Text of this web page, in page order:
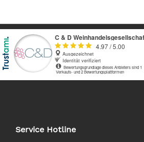
Service Hotline